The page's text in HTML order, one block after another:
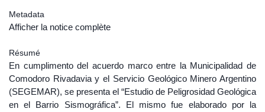
Metadata
Afficher la notice complète
Résumé
En cumplimento del acuerdo marco entre la Municipalidad de
Comodoro Rivadavia y el Servicio Geológico Minero Argentino
(SEGEMAR), se presenta el “Estudio de Peligrosidad Geológica
en el Barrio Sismográfica”. El mismo fue elaborado por la